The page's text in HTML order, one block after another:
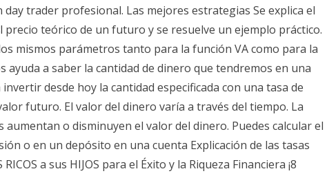
trader profesional. Las mejores estrategias Se explica el
precio teórico de un futuro y se resuelve un ejemplo práctico.
mismos parámetros tanto para la función VA como para la
ayuda a saber la cantidad de dinero que tendremos en una
desde hoy la cantidad especificada con una tasa de
futuro. El valor del dinero varía a través del tiempo. La
aumentan o disminuyen el valor del dinero. Puedes calcular el
o en un depósito en una cuenta Explicación de las tasas
a sus HIJOS para el Éxito y la Riqueza Financiera ¡8